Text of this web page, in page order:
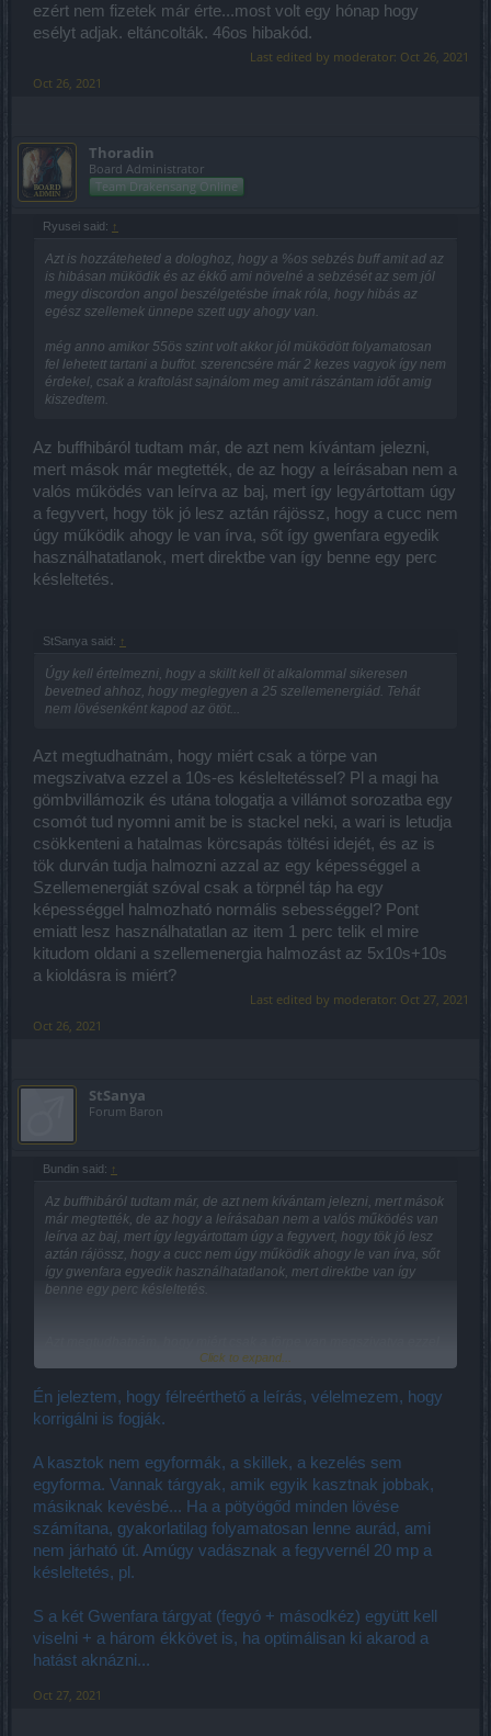
ezért nem fizetek már érte...most volt egy hónap hogy
esélyt adjak. eltáncolták. 46os hibakód.
Last edited by moderator: Oct 26, 2021
Oct 26, 2021
Thoradin
Board Administrator
Team Drakensang Online
Ryusei said: ↑
Azt is hozzáteheted a dologhoz, hogy a %os sebzés buff amit ad az
is hibásan müködik és az ékkő ami növelné a sebzését az sem jól
megy discordon angol beszélgetésbe írnak róla, hogy hibás az
egész szellemek ünnepe szett ugy ahogy van.
még anno amikor 55ös szint volt akkor jól müködött folyamatosan
fel lehetett tartani a buffot. szerencsére már 2 kezes vagyok így nem
érdekel, csak a kraftolást sajnálom meg amit rászántam időt amig
kiszedtem.
Az buffhibáról tudtam már, de azt nem kívántam jelezni,
mert mások már megtették, de az hogy a leírásaban nem a
valós működés van leírva az baj, mert így legyártottam úgy
a fegyvert, hogy tök jó lesz aztán rájössz, hogy a cucc nem
úgy működik ahogy le van írva, sőt így gwenfara egyedik
használhatatlanok, mert direktbe van így benne egy perc
késleltetés.
StSanya said: ↑
Úgy kell értelmezni, hogy a skillt kell öt alkalommal sikeresen
bevetned ahhoz, hogy meglegyen a 25 szellemenergiád. Tehát
nem lövésenként kapod az ötöt...
Azt megtudhatnám, hogy miért csak a törpe van
megszivatva ezzel a 10s-es késleltetéssel? Pl a magi ha
gömbvillámozik és utána tologatja a villámot sorozatba egy
csomót tud nyomni amit be is stackel neki, a wari is letudja
csökkenteni a hatalmas körcsapás töltési idejét, és az is
tök durván tudja halmozni azzal az egy képességgel a
Szellemenergiát szóval csak a törpnél táp ha egy
képességgel halmozható normális sebességgel? Pont
emiatt lesz használhatatlan az item 1 perc telik el mire
kitudom oldani a szellemenergia halmozást az 5x10s+10s
a kioldásra is miért?
Last edited by moderator: Oct 27, 2021
Oct 26, 2021
StSanya
Forum Baron
Bundin said: ↑
Az buffhibáról tudtam már, de azt nem kívántam jelezni, mert mások
már megtették, de az hogy a leírásaban nem a valós működés van
leírva az baj, mert így legyártottam úgy a fegyvert, hogy tök jó lesz
aztán rájössz, hogy a cucc nem úgy működik ahogy le van írva, sőt
így gwenfara egyedik használhatatlanok, mert direktbe van így
benne egy perc késleltetés.
a 10s-es késleltetéssel? Pl a magi ha gömbvillámozik és utána
stackel neki, a wari is letudja csökkenteni a hatalmas körcsapás
töltési idejét, és az is tök durván tudja halmozni azzal az egy
képességgel a Szellemenergiát szóval csak a törpnél táp ha egy
használhatatlan az item 1 perc telik el mire kitudom oldani a
szellemenergia halmozást az 5x10s+10s a kioldásra is miért?
Click to expand...
Én jeleztem, hogy félreérthető a leírás, vélelmezem, hogy
korrigálni is fogják.
A kasztok nem egyformák, a skillek, a kezelés sem
egyforma. Vannak tárgyak, amik egyik kasztnak jobbak,
másiknak kevésbé... Ha a pötyögőd minden lövése
számítana, gyakorlatilag folyamatosan lenne aurád, ami
nem járható út. Amúgy vadásznak a fegyvernél 20 mp a
késleltetés, pl.
S a két Gwenfara tárgyat (fegyó + másodkéz) együtt kell
viselni + a három ékkövet is, ha optimálisan ki akarod a
hatást aknázni...
Oct 27, 2021